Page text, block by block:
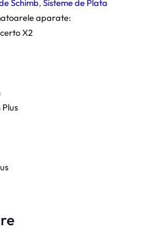
Schimb, Sisteme de Plata
aparate:
X2